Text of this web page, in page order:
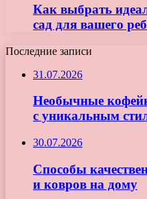
Как выбрать
сад для вашего
Последние записи
31.07.2026
Необычные
с уникальным
30.07.2026
Способы
и ковров на дому